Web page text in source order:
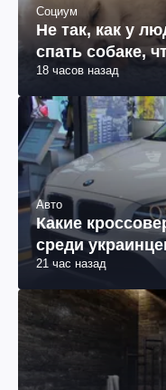
Социум
Не так, как у
спать собаке,
18 часов назад
Авто
Какие
среди
21 час назад